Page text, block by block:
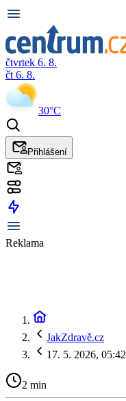
čtvrtek 6. 8.
čt 6. 8.
30°C
Přihlášení
Reklama
JakZdravě.cz
17. 5. 2026, 05:42
2 min